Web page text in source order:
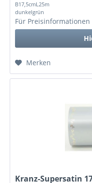
B17,5cmL25m
dunkelgrün
Für
Merken
Kranz-Supersatin